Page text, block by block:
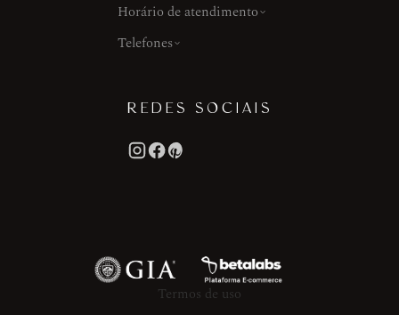
Horário de atendimento
Telefones
REDES SOCIAIS
Termos de uso